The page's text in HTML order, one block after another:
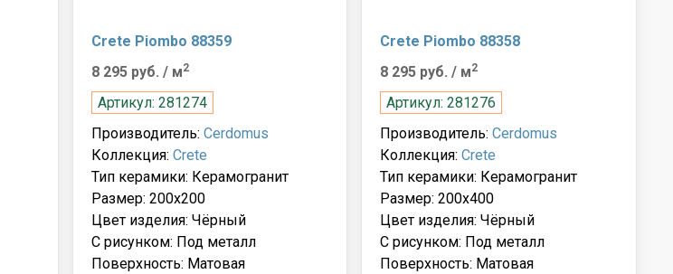
Crete Piombo 88359
8 295 руб. / м2
Артикул: 281274
Производитель: Cerdomus
Коллекция: Crete
Тип керамики: Керамогранит
Размер: 200x200
Цвет изделия: Чёрный
С рисунком: Под металл
Поверхность: Матовая
Crete Piombo 88358
8 295 руб./ м2
Артикул: 281276
Производитель:Cerdomus
Коллекция:Crete
Тип керамики: Керамогранит
Размер: 200x400
Цвет изделия: Чёрный
С рисунком: Под металл
Поверхность: Матовая